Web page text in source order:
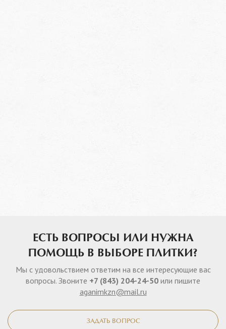
ЕСТЬ ВОПРОСЫ ИЛИ НУЖНА
ПОМОЩЬ В ВЫБОРЕ ПЛИТКИ?
Мы с удовольствием ответим на все интересующие вас
вопросы. Звоните +7 (843) 204-24-50 или пишите
aganimkzn@mail.ru
ЗАДАТЬ ВОПРОС